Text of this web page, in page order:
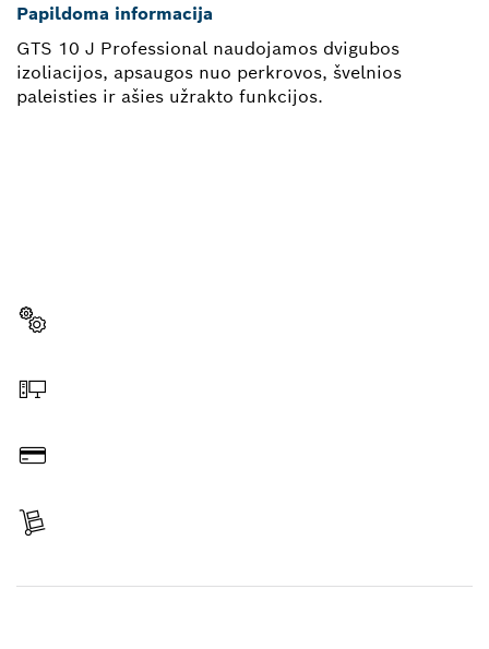
Papildoma informacija
GTS 10 J Professional naudojamos dvigubos
izoliacijos, apsaugos nuo perkrovos, švelnios
paleisties ir ašies užrakto funkcijos.